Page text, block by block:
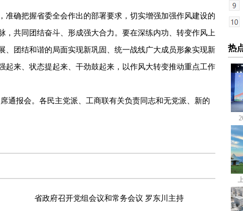
确把握省委全会作出的部署要求，切实增强加强作风建设的
共同团结奋斗、形成强大合力。要在深练内功、转变作风上
、团结和谐的局面实现新巩固、统一战线广大成员形象实现新
起来、状态提起来、干劲鼓起来，以作风大转变推动重点工作
报会。各民主党派、工商联有关负责同志和无党派、新的
省政府召开党组会议和常务会议 罗东川主持
热